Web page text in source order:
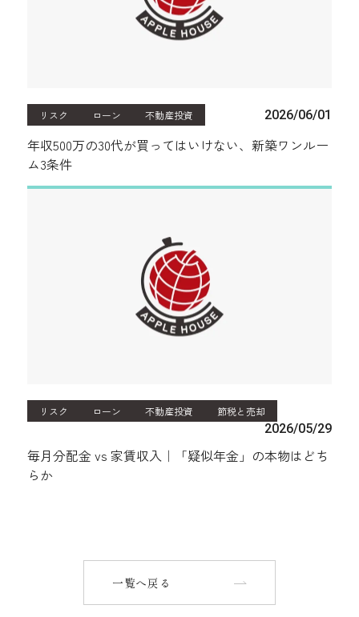
リスク ローン 不動産投資 2026/06/01
年収500万の30代が買ってはいけない、新築ワンルー
ム3条件
リスク ローン 不動産投資 節税と売却
2026/05/29
毎月分配金 vs 家賃収入｜「疑似年金」の本物はどち
らか
一覧へ戻る